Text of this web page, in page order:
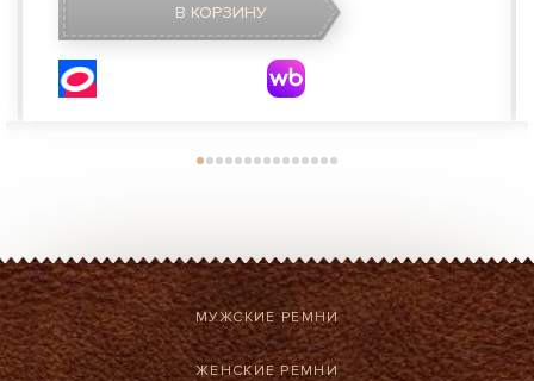
В КОРЗИНУ
МУЖСКИЕ РЕМНИ
ЖЕНСКИЕ РЕМНИ